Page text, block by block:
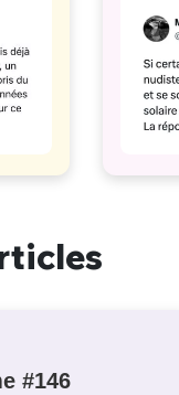
#146